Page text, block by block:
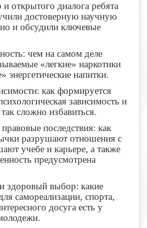
открытого диалога ребята
достоверную научную
и обсудили ключевые
чем на самом деле
«легкие» наркотики
энергетические напитки.
как формируется
зависимость и
сложно избавиться.
последствия: как
разрушают отношения с
учебе и карьере, а также
предусмотрена
здоровый выбор: какие
самореализации, спорта,
досуга есть у